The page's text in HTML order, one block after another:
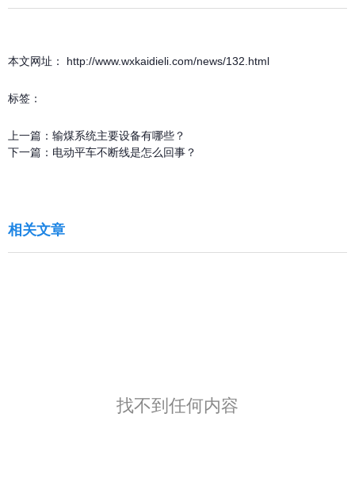
本文网址： http://www.wxkaidieli.com/news/132.html
标签：
上一篇： 输煤系统主要设备有哪些？
下一篇： 电动平车不断线是怎么回事？
相关文章
找不到任何内容